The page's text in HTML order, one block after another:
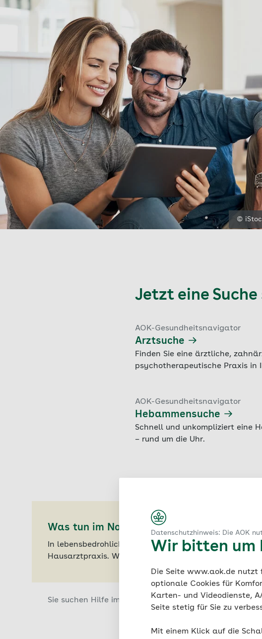
Datenschutzhinweis: Die AOK
Wir bitten um
Die Seite www.aok.de nutzt
optionale Cookies für
Karten- und Videodienste,
Seite stetig für Sie zu
Mit einem Klick auf die
©
Jetzt eine
AOK-Gesundheitsnavigator
Arztsuche
Finden Sie eine ärztliche,
psychotherapeutische Praxis in
AOK-Gesundheitsnavigator
Hebammensuche
Schnell und unkompliziert eine
– rund um die Uhr.
Was tun im Notfall?
In lebensbedrohlichen Situationen oder Notfällen
Hausarztpraxis. Wenn diese akut nicht erreichbar ist,
Sie suchen Hilfe im Notfall?Notfallambulanzsuche